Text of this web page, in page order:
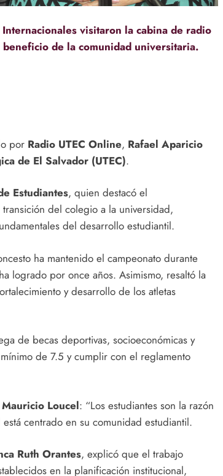
visitaron la cabina de radio
de la comunidad universitaria.
por Radio UTEC Online, Rafael Aparicio
de El Salvador (UTEC).
Estudiantes, quien destacó el
del colegio a la universidad,
del desarrollo estudiantil.
ha mantenido el campeonato durante
logrado por once años. Asimismo, resaltó la
y desarrollo de los atletas
de becas deportivas, socioeconómicas y
de 7.5 y cumplir con el reglamento
Mauricio Loucel: “Los estudiantes son la razón
centrado en su comunidad estudiantil.
Ruth Orantes, explicó que el trabajo
en la planificación institucional,